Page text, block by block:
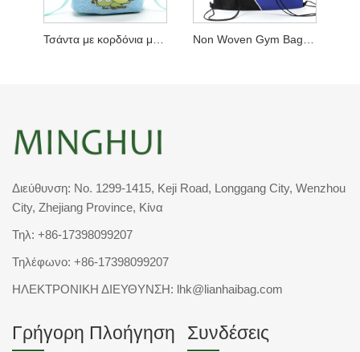
Διεύθυνση: No. 1299-1415, Keji Road, Longgang City, Wenzhou
City, Zhejiang Province, Κίνα
Τηλ: +86-17398099207
Τηλέφωνο: +86-17398099207
ΗΛΕΚΤΡΟΝΙΚΗ ΔΙΕΥΘΥΝΣΗ: lhk@lianhaibag.com
Γρήγορη Πλοήγηση Συνδέσεις